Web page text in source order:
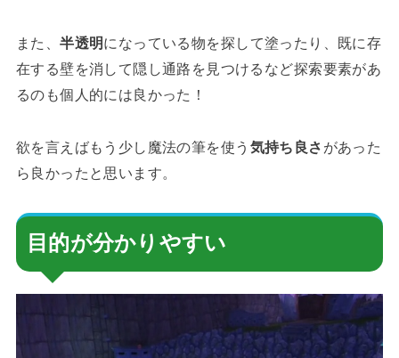
また、半透明になっている物を探して塗ったり、既に存
在する壁を消して隠し通路を見つけるなど探索要素があ
るのも個人的には良かった！
欲を言えばもう少し魔法の筆を使う 気持ち良さ があった
ら良かったと思います。
目的が分かりやすい